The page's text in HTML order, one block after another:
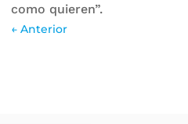
como quieren”.
← Anterior